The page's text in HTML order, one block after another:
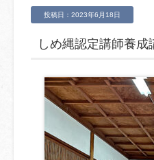
投稿日：2023年6月18日
しめ縄認定講師養成